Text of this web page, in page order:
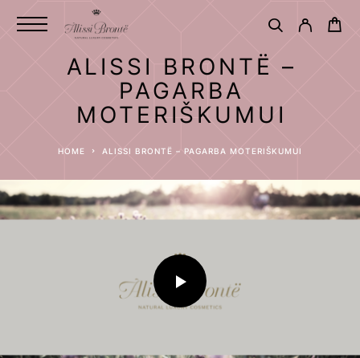
ALISSI BRONTË –
PAGARBA
MOTERIŠKUMUI
HOME ALISSI BRONTË – PAGARBA MOTERIŠKUMUI